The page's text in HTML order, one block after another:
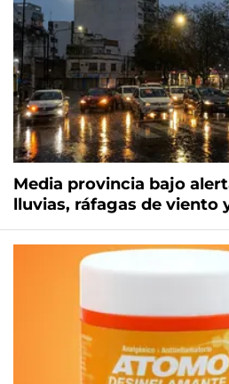
Media provincia bajo
lluvias, ráfagas de viento